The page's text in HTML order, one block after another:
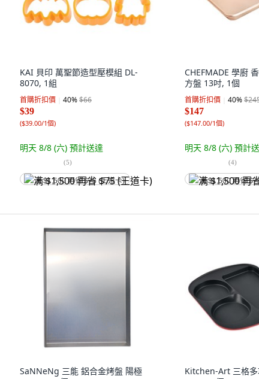
KAI 貝印 萬聖節造型壓模組 DL-
8070, 1組
首購折扣價 40%$66
$39
($39.00/1個)
明天 8/8 (六) 預計送達
(5)
满 $1,500 再省 $75 (王道卡)
CHEFMADE 學廚
方盤 13吋, 1個
首購折扣價 40%
$147
($147.00/1個)
明天 8/8 (六) 預計
(4)
满 $1,500 再省
SaNNeNg 三能 鋁合金烤盤 陽極
Kitchen-Art 三格多